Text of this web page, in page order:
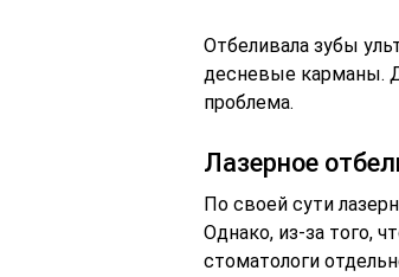
Отбеливала зубы
десневые карманы.
проблема.
Лазерное
По своей сути
Однако, из-за того,
стоматологи